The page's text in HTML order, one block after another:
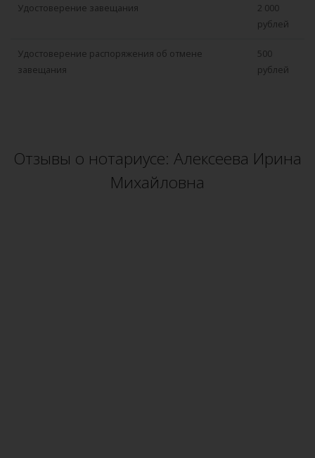
Удостоверение завещания
2 000
рублей
Удостоверение распоряжения об отмене
завещания
500
рублей
Отзывы о нотариусе: Алексеева Ирина
Михайловна